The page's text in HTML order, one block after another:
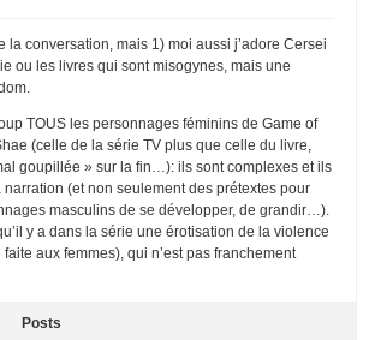
la conversation, mais 1) moi aussi j’adore Cersei
ou les livres qui sont misogynes, mais une
TOUS les personnages féminins de Game of
(celle de la série TV plus que celle du livre,
goupillée » sur la fin…): ils sont complexes et ils
(et non seulement des prétextes pour
masculins de se développer, de grandir…).
y a dans la série une érotisation de la violence
aux femmes), qui n’est pas franchement
Posts